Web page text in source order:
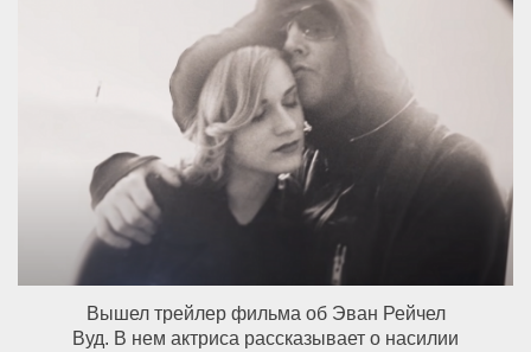
Вышел трейлер фильма об Эван Рейчел
Вуд. В нем актриса рассказывает о насилии